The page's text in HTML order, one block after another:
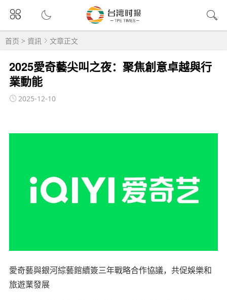
首页 > 資訊 文章正文
2025愛奇藝尖叫之夜：聚焦創意卓越與行
業動能
2025-12-10
愛奇藝與銀河綜藝館續簽三年戰略合作協議，共促娛樂和
旅遊業發展